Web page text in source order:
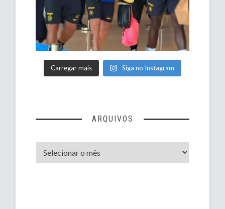
Carregar mais Siga no Instagram
ARQUIVOS